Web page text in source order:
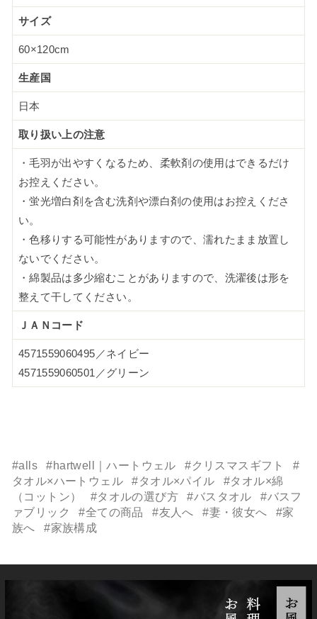
サイズ
60×120cm
生産国
日本
取り扱い上の注意
・毛羽が出やすくなるため、柔軟剤の使用はできるだけ
お控えください。
・蛍光増白剤を含む洗剤や漂白剤の使用はお控えくださ
い。
・色移りする可能性がありますので、濡れたまま放置し
ないでください。
・綿製品は多少縮むことがありますので、洗濯後は形を
整えて干してください。
ＪＡＮコード
4571559060495／ネイビー
4571559060501／グリーン
#alls #hartwell｜ハートウェル #クリスマスギフト
#
タオル×ハートウェル
#タオル×パイル
#タオル×綿
（コットン）
#タオルの選び方 #バスタオル
#バスフ
ァブリック
#全ての商品 #友人へ #妻・彼女へ
#家
族へ
#家族構成